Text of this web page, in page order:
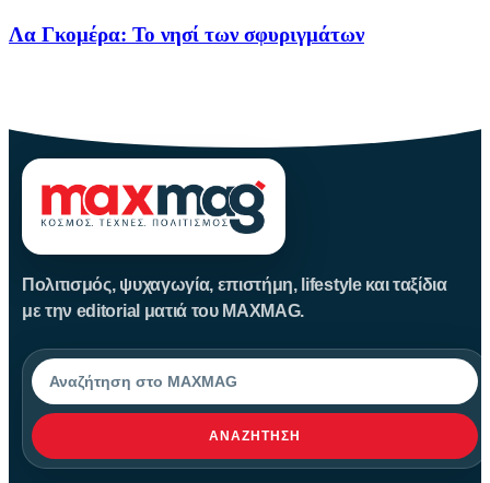
Λα Γκομέρα: Το νησί των σφυριγμάτων
Πολιτισμός, ψυχαγωγία, επιστήμη, lifestyle και ταξίδια
με την editorial ματιά του MAXMAG.
Αναζήτηση
ΑΝΑΖΉΤΗΣΗ